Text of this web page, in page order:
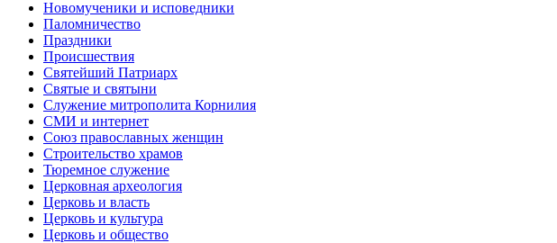
Новомученики и исповедники
Паломничество
Праздники
Происшествия
Святейший Патриарх
Святые и святыни
Служение митрополита Корнилия
СМИ и интернет
Союз православных женщин
Строительство храмов
Тюремное служение
Церковная археология
Церковь и власть
Церковь и культура
Церковь и общество